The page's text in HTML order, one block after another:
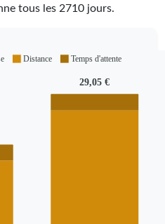
tous les 2710 jours.
29,05 €
Distance Temps d'attente